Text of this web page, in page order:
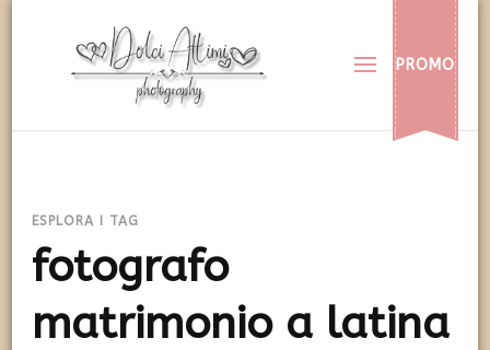
Dolci Attimi
Rendiamo immortali i vostri dolci momenti
PROMO
ESPLORA I TAG
fotografo
matrimonio a latina